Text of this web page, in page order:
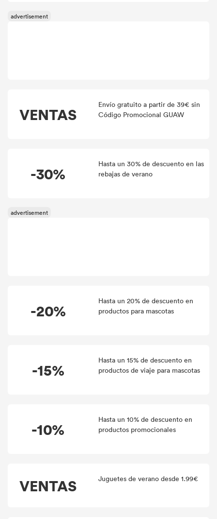
VENTAS
Envío gratuito a partir de 39€ sin
Código Promocional GUAW
-30%
Hasta un 30% de descuento en las
rebajas de verano
-20%
Hasta un 20% de descuento en
productos para mascotas
-15%
Hasta un 15% de descuento en
productos de viaje para mascotas
-10%
Hasta un 10% de descuento en
productos promocionales
VENTAS Juguetes de verano desde 1.99€